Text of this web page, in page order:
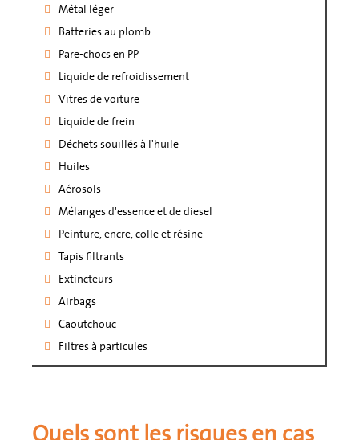
Métal léger
Batteries au plomb
Pare-chocs en PP
Liquide de refroidissement
Vitres de voiture
Liquide de frein
Déchets souillés à l'huile
Huiles
Aérosols
Mélanges d'essence et de diesel
Peinture, encre, colle et résine
Tapis filtrants
Extincteurs
Airbags
Caoutchouc
Filtres à particules